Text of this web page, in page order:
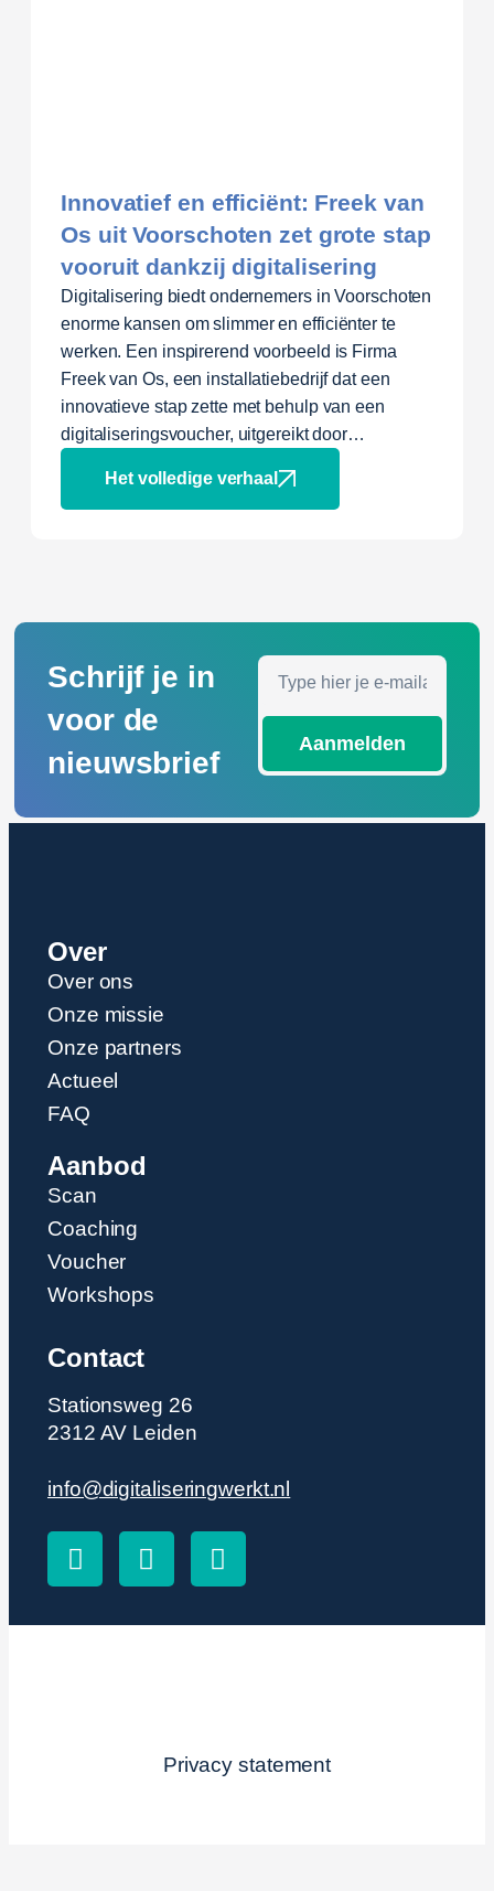
Innovatief en efficiënt: Freek van
Os uit Voorschoten zet grote stap
vooruit dankzij digitalisering
Digitalisering biedt ondernemers in Voorschoten
enorme kansen om slimmer en efficiënter te
werken. Een inspirerend voorbeeld is Firma
Freek van Os, een installatiebedrijf dat een
innovatieve stap zette met behulp van een
digitaliseringsvoucher, uitgereikt door…
Het volledige verhaal
Schrijf je in
voor de
nieuwsbrief
Aanmelden
Over
Over ons
Onze missie
Onze partners
Actueel
FAQ
Aanbod
Scan
Coaching
Voucher
Workshops
Contact
Stationsweg 26
2312 AV Leiden
info@digitaliseringwerkt.nl
Privacy statement